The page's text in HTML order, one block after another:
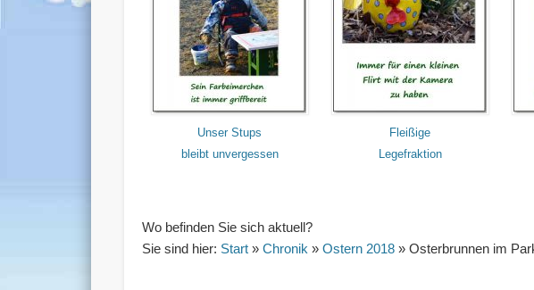
Unser Stups
bleibt unvergessen
Fleißige
Legefraktion
Wo befinden Sie sich aktuell?
Sie sind hier: Start» Chronik » Ostern 2018» Osterbrunnen im